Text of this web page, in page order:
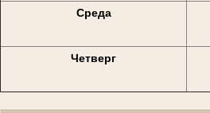
Среда
Четверг